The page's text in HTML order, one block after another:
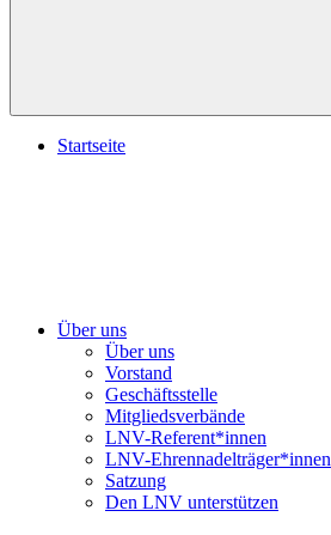
Startseite
Über uns
Über uns
Vorstand
Geschäftsstelle
Mitgliedsverbände
LNV-Referent*innen
LNV-Ehrennadelträger*innen
Satzung
Den LNV unterstützen